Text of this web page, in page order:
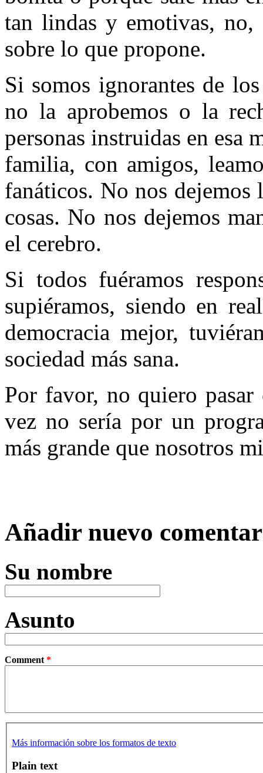
tan lindas y emotivas, no,
sobre lo que propone.
Si somos ignorantes de
no la aprobemos o la
personas instruidas en esa
familia, con amigos,
fanáticos. No nos
cosas. No nos dejemos
el cerebro.
Si todos fuéramos
supiéramos, siendo en
democracia mejor,
sociedad más sana.
Por favor, no quiero pasar
vez no sería por un
más grande que nosotros
Añadir nuevo
Su nombre
Asunto
Comment *
Más información sobre los formatos de texto
Plain text